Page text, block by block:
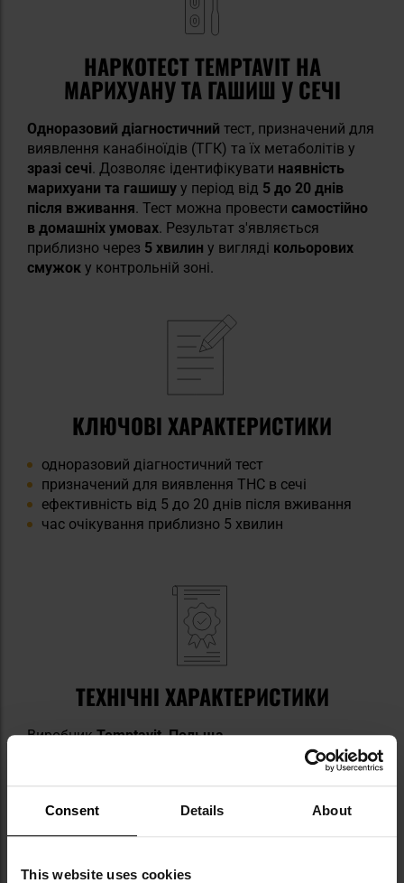
Consent Details About
This website uses cookies
НАРКОТЕСТ TEMPTAVIT НА
МАРИХУАНУ ТА ГАШИШ У СЕЧІ
Одноразовий діагностичний тест, призначений для
виявлення канабіноїдів (ТГК) та їх метаболітів у
зразі сечі. Дозволяє ідентифікувати наявність
марихуани та гашишу у період від 5 до 20 днів
після вживання. Тест можна провести самостійно
в домашніх умовах. Результат з'являється
приблизно через 5 хвилин у вигляді кольорових
смужок у контрольній зоні.
КЛЮЧОВІ ХАРАКТЕРИСТИКИ
одноразовий діагностичний тест
призначений для виявлення THC в сечі
ефективність від 5 до 20 днів після вживання
час очікування приблизно 5 хвилин
ТЕХНІЧНІ ХАРАКТЕРИСТИКИ
ВиробникTemptavit, Польща
Інформація про виробника та техніку безпеки
ТЕХНІЧНІ ДАНІ